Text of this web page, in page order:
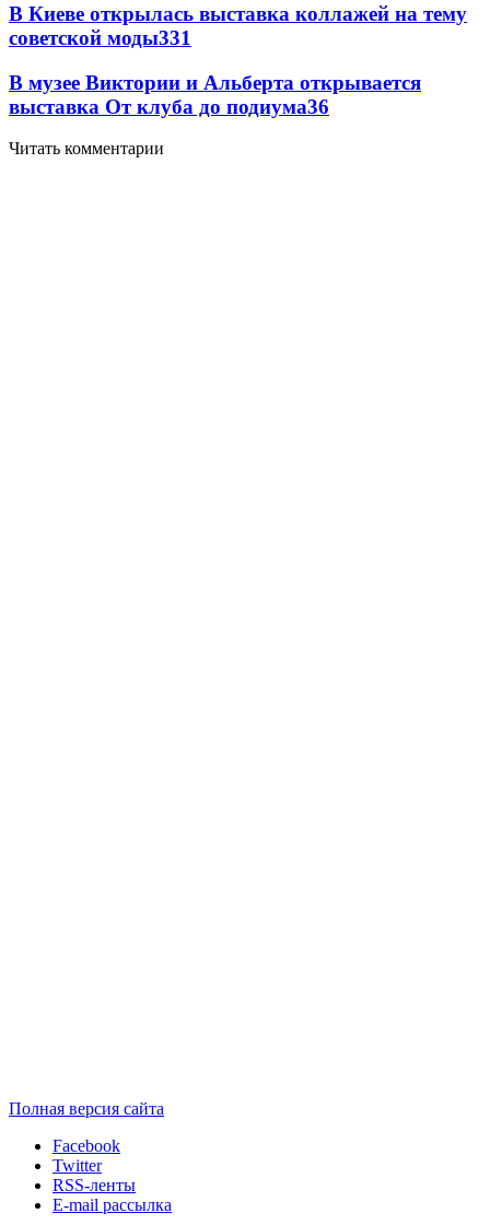
В Киеве открылась выставка коллажей на тему
советской моды331
В музее Виктории и Альберта открывается
выставка От клуба до подиума36
Читать комментарии
Полная версия сайта
Facebook
Twitter
RSS-ленты
E-mail рассылка